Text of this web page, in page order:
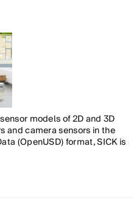
models of 2D and 3D
and camera sensors in the
(OpenUSD) format, SICK is